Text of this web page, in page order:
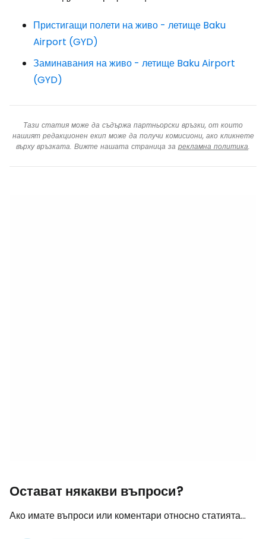
Пристигащи полети на живо - летище Baku
Airport (GYD)
Заминавания на живо - летище Baku Airport
(GYD)
Тази статия може да съдържа партньорски връзки, от които
нашият редакционен екип може да получи комисиони, ако кликнете
върху връзката. Вижте нашата страница за рекламна политика.
Остават някакви въпроси?
Ако имате въпроси или коментари относно статията...